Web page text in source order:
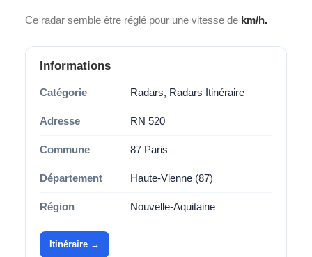
Ce radar semble être réglé pour une vitesse de km/h.
Informations
Catégorie Radars, Radars Itinéraire
Adresse RN 520
Commune 87 Paris
Département Haute-Vienne (87)
Région Nouvelle-Aquitaine
Itinéraire →